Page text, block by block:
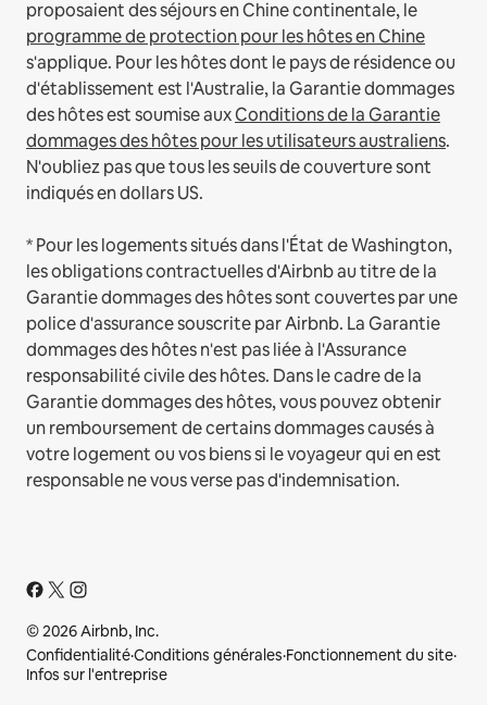
proposaient des séjours en Chine continentale, le
programme de protection pour les hôtes en Chine
s'applique. Pour les hôtes dont le pays de résidence ou
d'établissement est l'Australie, la Garantie dommages
des hôtes est soumise auxConditions de la Garantie
dommages des hôtes pour les utilisateurs australiens.
N'oubliez pas que tous les seuils de couverture sont
indiqués en dollars US.
* Pour les logements situés dans l'État de Washington,
les obligations contractuelles d'Airbnb au titre de la
Garantie dommages des hôtes sont couvertes par une
police d'assurance souscrite par Airbnb. La Garantie
dommages des hôtes n'est pas liée à l'Assurance
responsabilité civile des hôtes. Dans le cadre de la
Garantie dommages des hôtes, vous pouvez obtenir
un remboursement de certains dommages causés à
votre logement ou vos biens si le voyageur qui en est
responsable ne vous verse pas d'indemnisation.
© 2026 Airbnb, Inc.
Confidentialité·Conditions générales·Fonctionnement du site·
Infos sur l'entreprise